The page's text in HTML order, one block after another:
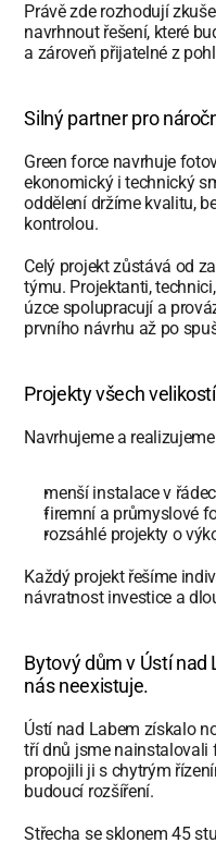
Právě zde rozhodují
navrhnout řešení, které
a zároveň přijatelné z
Silný partner pro
Green force navrhuje
ekonomický i technický
oddělení držíme kvalitu,
kontrolou.
Celý projekt zůstává od
týmu. Projektanti,
úzce spolupracují a
prvního návrhu až po
Projekty všech velikostí
Navrhujeme a
menší instalace v
firemní a průmyslové
rozsáhlé projekty o
Každý projekt řešíme
návratnost investice a
Bytový dům v Ústí
nás neexistuje.
Ústí nad Labem získalo
tří dnů jsme nainstalovali
propojili ji s chytrým
budoucí rozšíření.
Střecha se sklonem 45